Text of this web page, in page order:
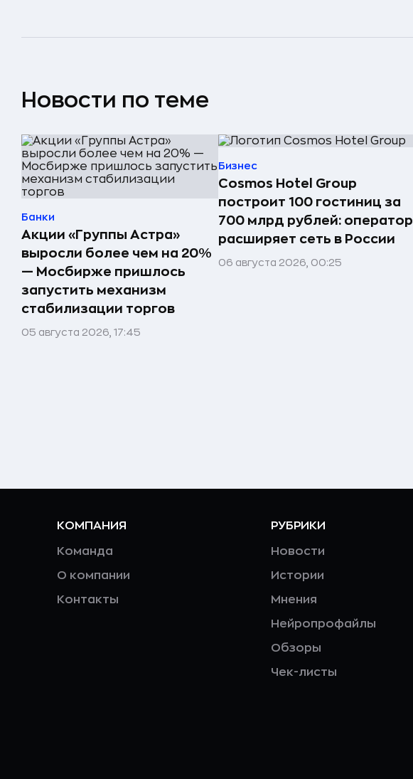
Новости по теме
Банки
Акции «Группы Астра»
выросли более чем на 20%
— Мосбирже пришлось
запустить механизм
стабилизации торгов
05 августа 2026, 17:45
Бизнес
Cosmos Hotel Group
построит 100 гостиниц за
700 млрд рублей: оператор
расширяет сеть в России
06 августа 2026, 00:25
КОМПАНИЯ
Команда
О компании
Контакты
РУБРИКИ
Новости
Истории
Мнения
Нейропрофайлы
Обзоры
Чек-листы